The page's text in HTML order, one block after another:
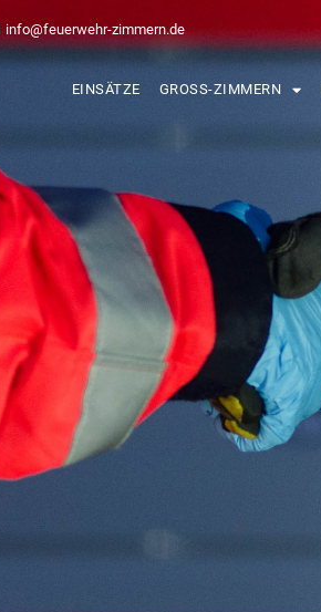
info@feuerwehr-zimmern.de
EINSÄTZE GROSS-ZIMMERN